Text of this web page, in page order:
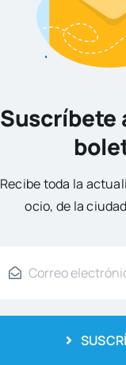
Suscríbete
Reci­be toda la
ocio, de la